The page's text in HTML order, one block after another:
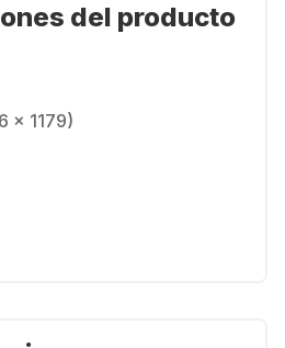
del producto
x 1179)